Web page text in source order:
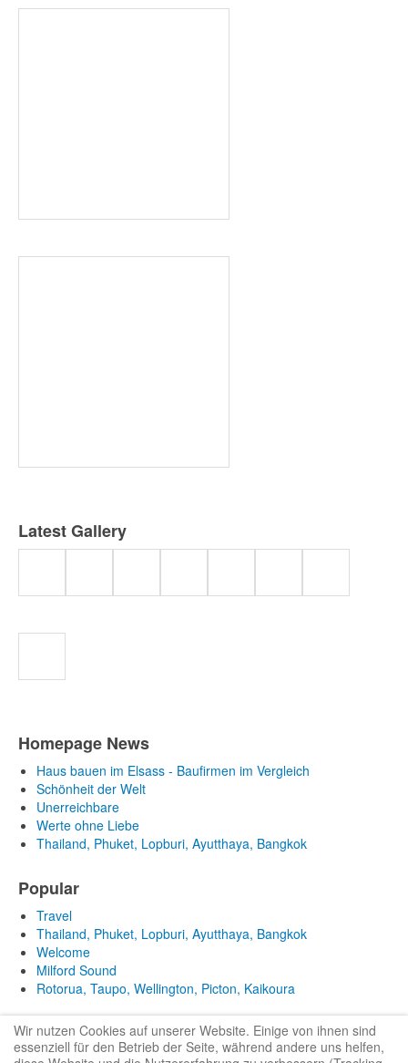
Latest Gallery
Homepage News
Haus bauen im Elsass - Baufirmen im Vergleich
Schönheit der Welt
Unerreichbare
Werte ohne Liebe
Thailand, Phuket, Lopburi, Ayutthaya, Bangkok
Popular
Travel
Thailand, Phuket, Lopburi, Ayutthaya, Bangkok
Welcome
Milford Sound
Rotorua, Taupo, Wellington, Picton, Kaikoura
Wir nutzen Cookies auf unserer Website. Einige von ihnen sind
essenziell für den Betrieb der Seite, während andere uns helfen,